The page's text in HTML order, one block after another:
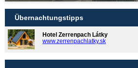
Übernachtungstipps
Hotel Zerrenpach Látky
www.zerrenpachlatky.sk